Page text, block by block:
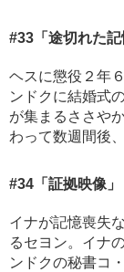
#33 「途切れた記
ヘスに懲役２年
ンドクに結婚式
が集まるささや
わって数週間後
#34 「証拠映像」
イナが記憶喪失
るセヨン。イナ
ンドクの秘書コ